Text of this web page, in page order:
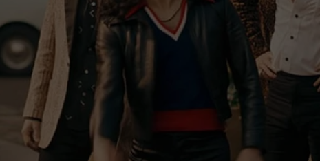
negara. Selain itu, Athena juga seorang pemain catur
sepanjang persekolahan.
secara percuma kepada anak muda di Melaka dan menjadi